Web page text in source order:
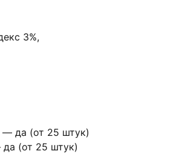
3%,
— да (от 25 штук)
(от 25 штук)